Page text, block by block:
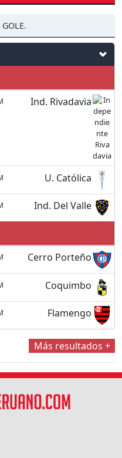
GOLE.
Ind. Rivadavia
U. Católica
Ind. Del Valle
Cerro Porteño
Coquimbo
Flamengo
Más resultados +